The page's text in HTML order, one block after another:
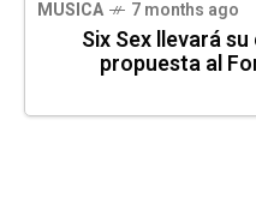
MUSICA 7 months ago
Six Sex llevará
propuesta al